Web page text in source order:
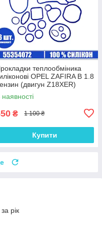
теплообміника
OPEL ZAFIRA B 1.8
(двигун Z18XER)
16 шт.
наявності
₴ 1 100 ₴
Купити
рік